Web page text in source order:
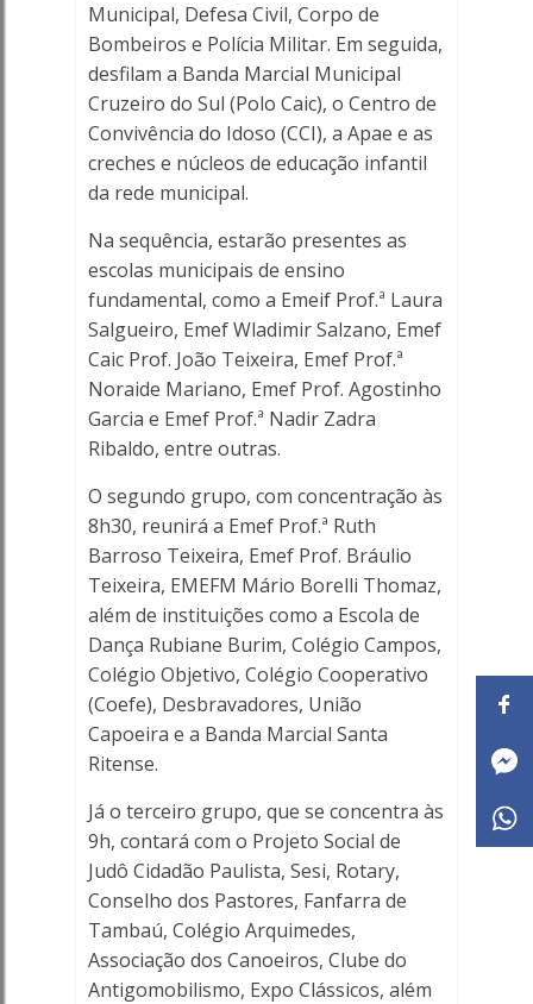
Municipal, Defesa Civil, Corpo de
Bombeiros e Polícia Militar. Em seguida,
desfilam a Banda Marcial Municipal
Cruzeiro do Sul (Polo Caic), o Centro de
Convivência do Idoso (CCI), a Apae e as
creches e núcleos de educação infantil
da rede municipal.
Na sequência, estarão presentes as
escolas municipais de ensino
fundamental, como a Emeif Prof.ª Laura
Salgueiro, Emef Wladimir Salzano, Emef
Caic Prof. João Teixeira, Emef Prof.ª
Noraide Mariano, Emef Prof. Agostinho
Garcia e Emef Prof.ª Nadir Zadra
Ribaldo, entre outras.
O segundo grupo, com concentração às
8h30, reunirá a Emef Prof.ª Ruth
Barroso Teixeira, Emef Prof. Bráulio
Teixeira, EMEFM Mário Borelli Thomaz,
além de instituições como a Escola de
Dança Rubiane Burim, Colégio Campos,
Colégio Objetivo, Colégio Cooperativo
(Coefe), Desbravadores, União
Capoeira e a Banda Marcial Santa
Ritense.
Já o terceiro grupo, que se concentra às
9h, contará com o Projeto Social de
Judô Cidadão Paulista, Sesi, Rotary,
Conselho dos Pastores, Fanfarra de
Tambaú, Colégio Arquimedes,
Associação dos Canoeiros, Clube do
Antigomobilismo, Expo Clássicos, além